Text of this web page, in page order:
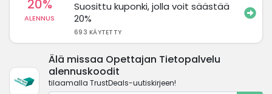
20%
ALENNUS
Suosittu kuponki, jolla voit säästää
20%
693 KÄYTETTY
Älä missaa Opettajan Tietopalvelu
alennuskoodit
tilaamalla TrustDeals-uutiskirjeen!